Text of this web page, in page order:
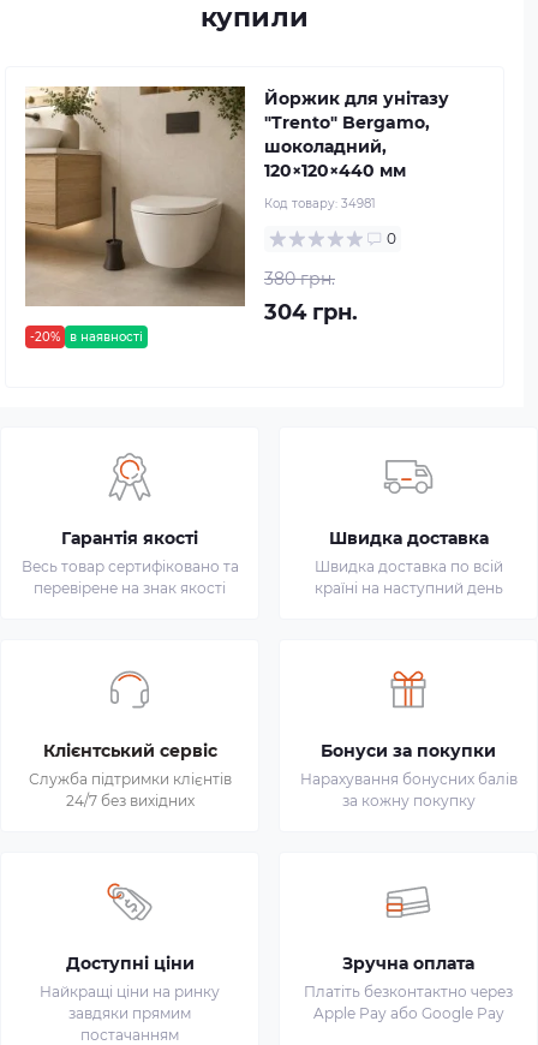
купили
-20% в наявності
Йоржик для унітазу
"Trento" Bergamo,
шоколадний,
120×120×440 мм
Код товару: 34981
0
380 грн.
304 грн.
Гарантія якості
Весь товар сертифіковано та
перевірене на знак якості
Швидка доставка
Швидка доставка по всій
країні на наступний день
Клієнтський сервіс
Служба підтримки клієнтів
24/7 без вихідних
Бонуси за покупки
Нарахування бонусних балів
за кожну покупку
Доступні ціни
Найкращі ціни на ринку
завдяки прямим
постачанням
Зручна оплата
Платіть безконтактно через
Apple Pay або Google Pay